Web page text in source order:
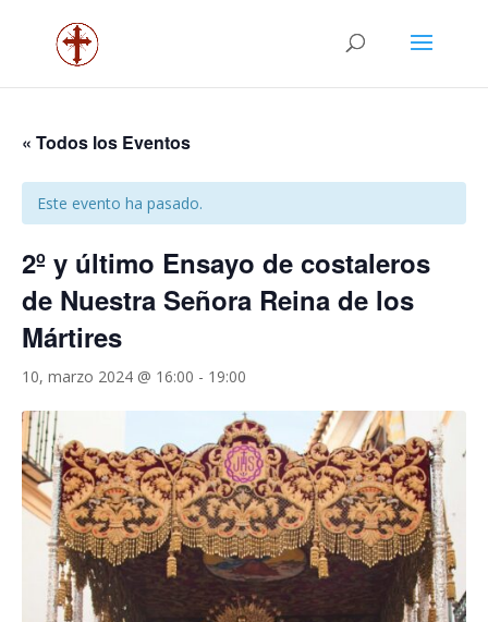
« Todos los Eventos
Este evento ha pasado.
2º y último Ensayo de costaleros
de Nuestra Señora Reina de los
Mártires
10, marzo 2024 @ 16:00 - 19:00